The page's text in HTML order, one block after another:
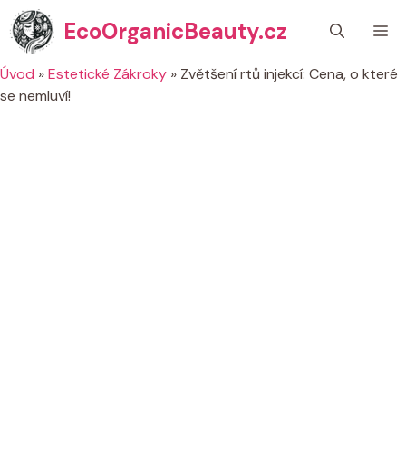
Přeskočit
na
obsah
EcoOrganicBeauty.cz
Úvod »Estetické Zákroky » Zvětšení rtů injekcí: Cena, o které
se nemluví!